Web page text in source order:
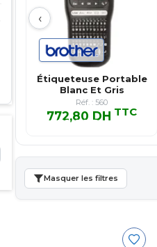
‹
Étiqueteuse Portable
Blanc Et Gris
Réf. : 560
772,80 DH TTC
772,80 DH TTC
Masquer les filtres